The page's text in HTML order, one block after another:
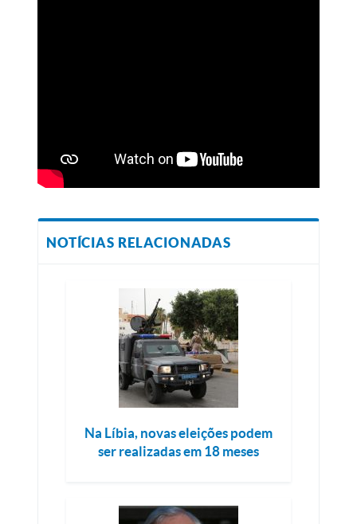
NOTÍCIAS RELACIONADAS
Na Líbia, novas eleições podem
ser realizadas em 18 meses